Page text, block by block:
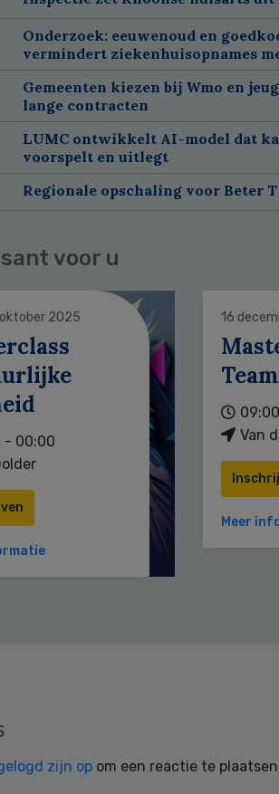
Onderzoek: eeuwenoud en
vermindert ziekenhuisopnames
Gemeenten kiezen bij Wmo en
lange contracten
LUMC ontwikkelt AI-model dat
voorspelt en uitlegt
Regionale opschaling voor Beter
voor u
2025
- 00:00
16
Van
Meer
zijn op om een reactie te